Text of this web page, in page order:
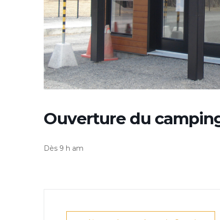
Ouverture du
Dès 9 h am